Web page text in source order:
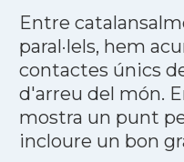
Entre
paral·lels, hem
contactes únics
d'arreu del món.
mostra un punt
incloure un bon